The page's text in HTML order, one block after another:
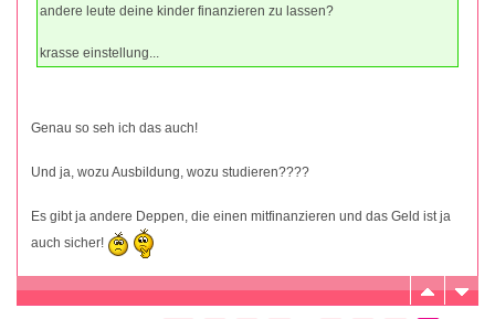
andere leute deine kinder finanzieren zu lassen?
krasse einstellung...
Genau so seh ich das auch!
Und ja, wozu Ausbildung, wozu studieren????
Es gibt ja andere Deppen, die einen mitfinanzieren und das Geld ist ja
auch sicher!